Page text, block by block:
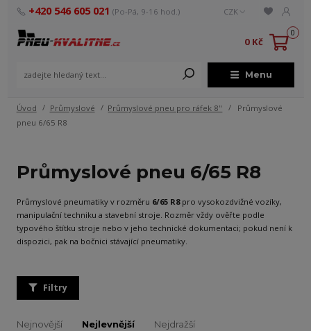
Menu
CZK
+420 546 605 021 (Po-Pá, 9-16 hod.)
0
0 Kč
Úvod Průmyslové Průmyslové pneu pro ráfek 8"
Průmyslové
pneu 6/65 R8
Průmyslové pneu 6/65 R8
Průmyslové pneumatiky v rozměru 6/65 R8pro vysokozdvižné vozíky,
manipulační techniku a stavební stroje. Rozměr vždy ověřte podle
typového štítku stroje nebo v jeho technické dokumentaci; pokud není k
dispozici, pak na bočnici stávající pneumatiky.
Filtry
Nejnovější Nejlevnější Nejdražší